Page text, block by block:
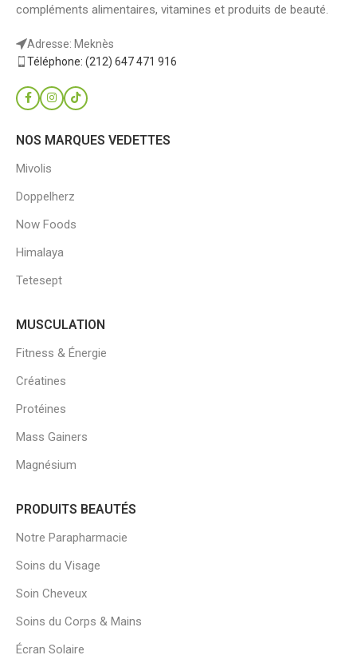
compléments alimentaires, vitamines et produits de beauté.
Adresse: Meknès
Téléphone: (212) 647 471 916
NOS MARQUES VEDETTES
Mivolis
Doppelherz
Now Foods
Himalaya
Tetesept
MUSCULATION
Fitness & Énergie
Créatines
Protéines
Mass Gainers
Magnésium
PRODUITS BEAUTÉS
Notre Parapharmacie
Soins du Visage
Soin Cheveux
Soins du Corps & Mains
Écran Solaire